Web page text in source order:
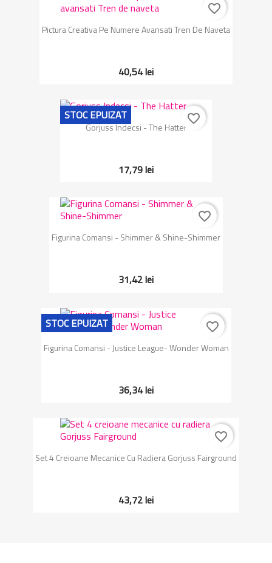
Pictura Creativa Pe Numere Avansati Tren De Naveta
40,54 lei
favorite_border
Gorjuss Indecsi - The Hatter
17,79 lei
STOC EPUIZAT favorite_border
Figurina Comansi - Shimmer & Shine-Shimmer
31,42 lei
favorite_border
Figurina Comansi - Justice League- Wonder Woman
36,34 lei
STOC EPUIZAT favorite_border
Set 4 Creioane Mecanice Cu Radiera Gorjuss Fairground
43,72 lei
favorite_border